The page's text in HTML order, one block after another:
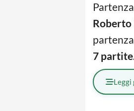
Roberto
7 partite
Leggi